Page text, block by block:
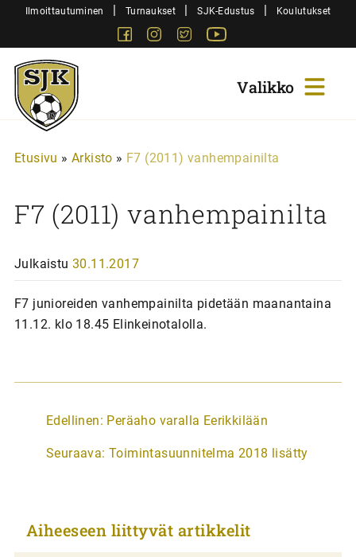
SiirryIlmoittautuminen | Turnaukset | SJK-Edustus | Koulutukset
FacebookInstagram
Twitter
Sjk-
Juniorit
Etusivu » Arkisto » F7 (2011) vanhempainilta
F7 (2011) vanhempainilta
Julkaistu 30.11.2017
F7 junioreiden vanhempainilta pidetään maanantaina
11.12. klo 18.45 Elinkeinotalolla.
A
t
k
Edellinen: Peräaho varalla Eerikkilään
Seuraava: Toimintasuunnitelma 2018 lisätty
Aiheeseen liittyvät artikkelit